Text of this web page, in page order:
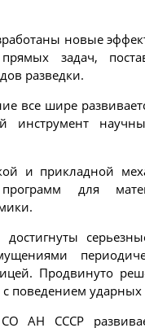
новые
задач,
разведки.
все шире
инструмент
и прикладной
для
достигнуты
Продвинуто
поведением
АН СССР